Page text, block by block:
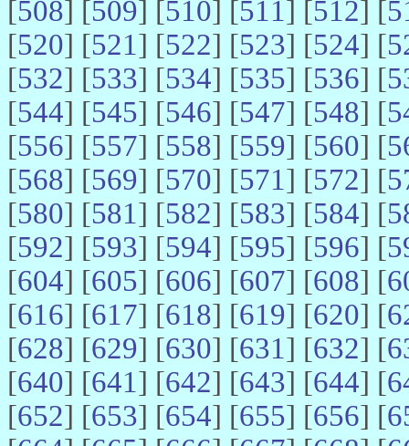
[508] [509] [510] [511] [512] [
[520] [521] [522] [523] [524] [
[532] [533] [534] [535] [536] [
[544] [545] [546] [547] [548] [
[556] [557] [558] [559] [560] [
[568] [569] [570] [571] [572] [
[580] [581] [582] [583] [584] [
[592] [593] [594] [595] [596] [
[604] [605] [606] [607] [608] [
[616] [617] [618] [619] [620] [
[628] [629] [630] [631] [632] [
[640] [641] [642] [643] [644] [
[652] [653] [654] [655] [656] [